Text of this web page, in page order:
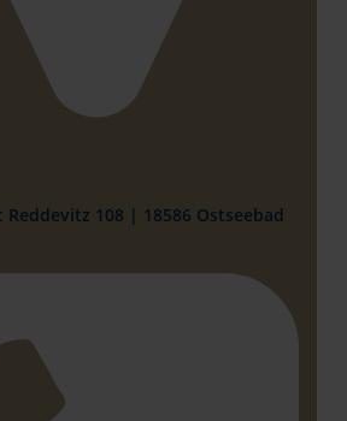
Reddevitz 108 | 18586 Ostseebad